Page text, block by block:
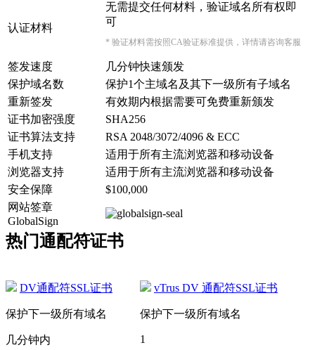
认证材料
无需提交任何材料，验证域名所有权即
可
* 验证材料需按照CA验证标准提供，详情请咨询客服
签发速度
几分钟快速颁发
保护域名数
保护1个主域名及其下一级所有子域名
重新签发
有效期内根据需要可免费重新颁发
证书加密强度
SHA256
证书算法支持
RSA 2048/3072/4096 & ECC
手机支持
适用于所有主流浏览器和移动设备
浏览器支持
适用于所有主流浏览器和移动设备
安全保障
$100,000
网站签章
GlobalSign
热门通配符证书
DV通配符SSL证书
保护下一级所有域名
几分钟内
vTrus DV 通配符SSL证书
保护下一级所有域名
1